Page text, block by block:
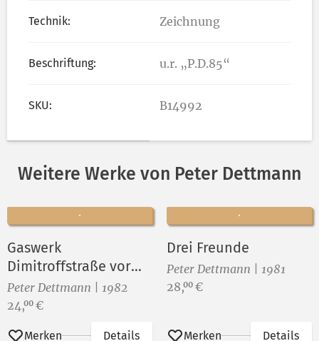
Technik: Zeichnung
Beschriftung: u.r. „P.D.85“
SKU: B14992
Weitere Werke von Peter Dettmann
Gaswerk
Dimitroffstraße vor
dem Abriß ()
Peter Dettmann | 1982
Preis:
24,00 €
Merken Details
Drei Freunde
Peter Dettmann | 1981
Preis:
28,00 €
Merken Details